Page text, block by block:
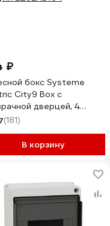
₽
бокс Systeme
City9 Box с
дверцей, 4
EZ9EAB104
(181)
В корзину